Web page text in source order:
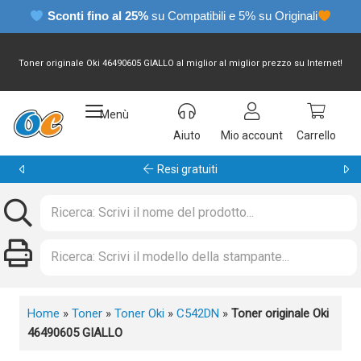
Sconti fino al 25% su Compatibili e 5% su Originali
Toner originale Oki 46490605 GIALLO al miglior al miglior prezzo su Internet!
Menù
Aiuto
Mio account Carrello
Garanzia 24 mesi
Home » Toner » Toner Oki » C542DN » Toner originale Oki
46490605 GIALLO